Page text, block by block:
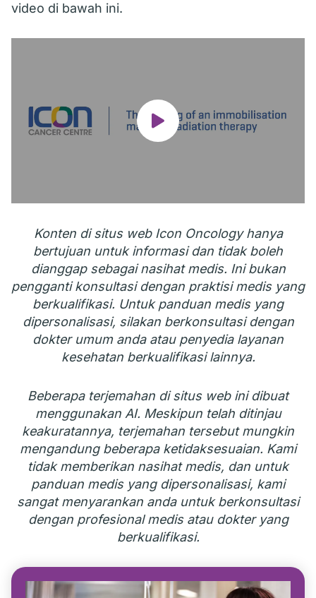
video di bawah ini.
Konten di situs web Icon Oncology hanya
bertujuan untuk informasi dan tidak boleh
dianggap sebagai nasihat medis. Ini bukan
pengganti konsultasi dengan praktisi medis yang
berkualifikasi. Untuk panduan medis yang
dipersonalisasi, silakan berkonsultasi dengan
dokter umum anda atau penyedia layanan
kesehatan berkualifikasi lainnya.
Beberapa terjemahan di situs web ini dibuat
menggunakan AI. Meskipun telah ditinjau
keakuratannya, terjemahan tersebut mungkin
mengandung beberapa ketidaksesuaian. Kami
tidak memberikan nasihat medis, dan untuk
panduan medis yang dipersonalisasi, kami
sangat menyarankan anda untuk berkonsultasi
dengan profesional medis atau dokter yang
berkualifikasi.